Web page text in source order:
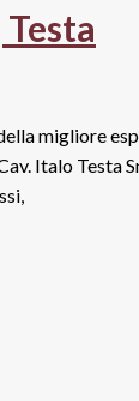
migliore
Italo Testa